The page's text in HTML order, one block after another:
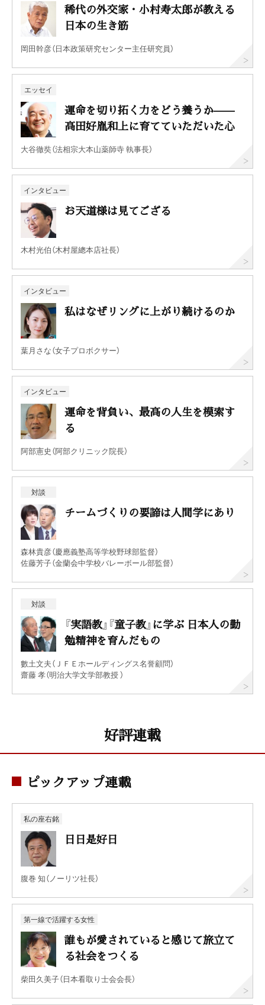
稀代の外交家・小村寿太郎が教える
日本の生き筋
岡田幹彦（日本政策研究センター主任研究員）
エッセイ
運命を切り拓く力をどう養うか——
高田好胤和上に育てていただいた心
大谷徹奘（法相宗大本山薬師寺 執事長）
インタビュー
お天道様は見てござる
木村光伯（木村屋總本店社長）
インタビュー
私はなぜリングに上がり続けるのか
葉月さな（女子プロボクサー）
インタビュー
運命を背負い、最高の人生を模索す
る
阿部憲史（阿部クリニック院長）
対談
チームづくりの要諦は人間学にあり
森林貴彦（慶應義塾高等学校野球部監督）
佐藤芳子（金蘭会中学校バレーボール部監督）
対談
『実語教』『童子教』に学ぶ 日本人の勤
勉精神を育んだもの
數土文夫（ＪＦＥホールディングス名誉顧問）
齋藤 孝（明治大学文学部教授 ）
好評連載
ピックアップ連載
私の座右銘
日日是好日
腹巻 知（ノーリツ社長）
第一線で活躍する女性
誰もが愛されていると感じて旅立て
る社会をつくる
柴田久美子（日本看取り士会会長）